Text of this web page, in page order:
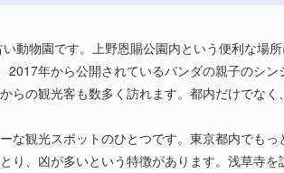
動物園です。上野恩賜公園内という便利な場
年から公開されているパンダの親子のシン
らの観光客も数多く訪れます。都内だけでなく
な観光スポットのひとつです。東京都内でも
り、凶が多いという特徴があります。浅草寺